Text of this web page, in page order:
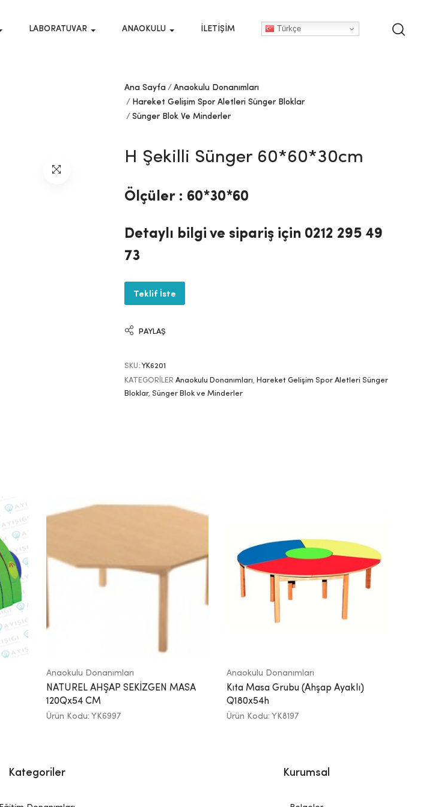
LABORATUVAR ANAOKULU İLETIŞIM Türkçe
Ana Sayfa
Anaokulu Donanımları
Hareket Gelişim Spor Aletleri Sünger Bloklar
Sünger Blok Ve Minderler
H Şekilli Sünger 60*60*30cm
Ölçüler : 60*30*60
Detaylı bilgi ve sipariş için 0212 295 49
73
Teklif İste
PAYLAŞ
SKU: YK6201
KATEGORILER Anaokulu Donanımları, Hareket Gelişim Spor Aletleri Sünger
Bloklar, Sünger Blok ve Minderler
Anaokulu Donanımları
NATUREL AHŞAP SEKİZGEN MASA
120Qx54 CM
Ürün Kodu: YK6997
Anaokulu Donanımları
Kıta Masa Grubu (Ahşap Ayaklı)
Q180x54h
Ürün Kodu: YK8197
Kategoriler Kurumsal